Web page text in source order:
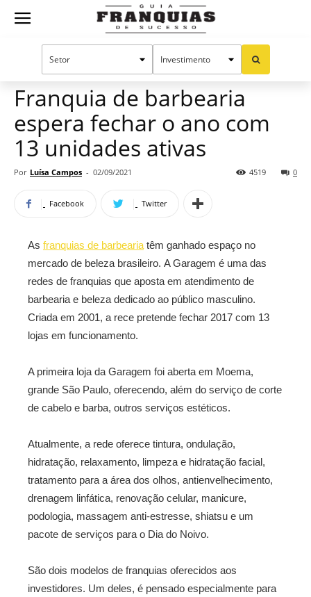
Guia
Mercado de franquias
Franquia de barbearia
espera fechar o ano com
13 unidades ativas
Por Luísa Campos - 02/09/2021 0
4519
Facebook Twitter
As franquias de barbearia têm ganhado espaço no
mercado de beleza brasileiro. A Garagem é uma das
redes de franquias que aposta em atendimento de
barbearia e beleza dedicado ao público masculino.
Criada em 2001, a rece pretende fechar 2017 com 13
lojas em funcionamento.
A primeira loja da Garagem foi aberta em Moema,
grande São Paulo, oferecendo, além do serviço de corte
de cabelo e barba, outros serviços estéticos.
Atualmente, a rede oferece tintura, ondulação,
hidratação, relaxamento, limpeza e hidratação facial,
tratamento para a área dos olhos, antienvelhecimento,
drenagem linfática, renovação celular, manicure,
podologia, massagem anti-estresse, shiatsu e um
pacote de serviços para o Dia do Noivo.
São dois modelos de franquias oferecidos aos
investidores. Um deles, é pensado especialmente para